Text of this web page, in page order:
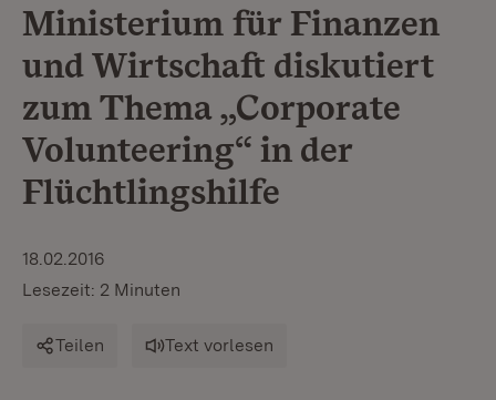
Ministerium für Finanzen
und Wirtschaft diskutiert
zum Thema „Corporate
Volunteering“ in der
Flüchtlingshilfe
18.02.2016
Lesezeit: 2 Minuten
Teilen Text vorlesen